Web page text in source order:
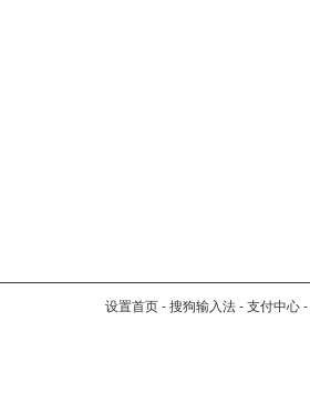
设置首页 - 搜狗输入法 - 支付中心 -